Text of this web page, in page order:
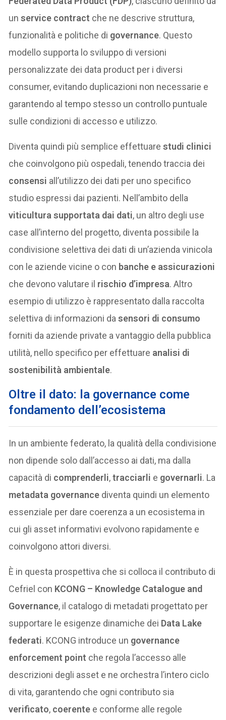
unservice contract che ne descrive struttura,
funzionalità e politiche di governance. Questo
modello supporta lo sviluppo di versioni
personalizzate dei data product per i diversi
consumer, evitando duplicazioni non necessarie e
garantendo al tempo stesso un controllo puntuale
sulle condizioni di accesso e utilizzo.
Diventa quindi più semplice effettuarestudi clinici
che coinvolgono più ospedali, tenendo traccia dei
consensi all’utilizzo dei dati per uno specifico
studio espressi dai pazienti. Nell’ambito della
viticultura supportata dai dati, un altro degli use
case all’interno del progetto, diventa possibile la
condivisione selettiva dei dati di un’azienda vinicola
con le aziende vicine o con banche e assicurazioni
che devono valutare il rischio d’impresa. Altro
esempio di utilizzo è rappresentato dalla raccolta
selettiva di informazioni dasensori di consumo
forniti da aziende private a vantaggio della pubblica
utilità, nello specifico per effettuare analisi di
sostenibilità ambientale.
Oltre il dato: la governance come
fondamento dell’ecosistema
In un ambiente federato, la qualità della condivisione
non dipende solo dall’accesso ai dati, ma dalla
capacità di comprenderli,tracciarli e governarli. La
metadata governance diventa quindi un elemento
essenziale per dare coerenza a un ecosistema in
cui gli asset informativi evolvono rapidamente e
coinvolgono attori diversi.
È in questa prospettiva che si colloca il contributo di
Cefriel con KCONG – Knowledge Catalogue and
Governance, il catalogo di metadati progettato per
supportare le esigenze dinamiche dei Data Lake
federati. KCONG introduce un governance
enforcement point che regola l’accesso alle
descrizioni degli asset e ne orchestra l’intero ciclo
di vita, garantendo che ogni contributo sia
verificato, coerente e conforme alle regole